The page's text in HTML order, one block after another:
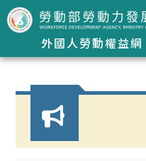
跳到主要內容區塊
外國人勞動權益網
:::